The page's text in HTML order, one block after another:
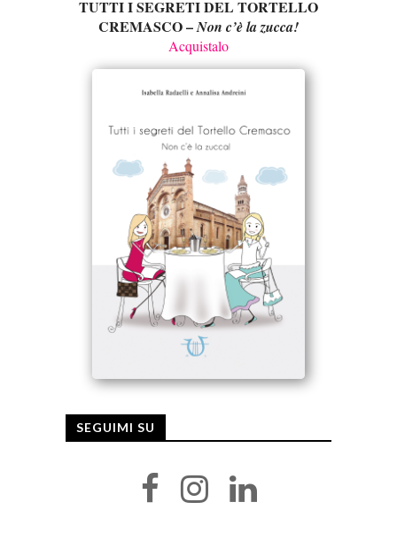
TUTTI I SEGRETI DEL TORTELLO
CREMASCO –Non c’è la zucca!
Acquistalo
SEGUIMI SU